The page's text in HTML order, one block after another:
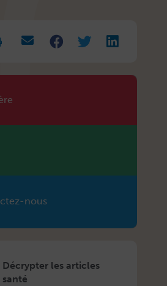
nous
Décrypter les articles
santé